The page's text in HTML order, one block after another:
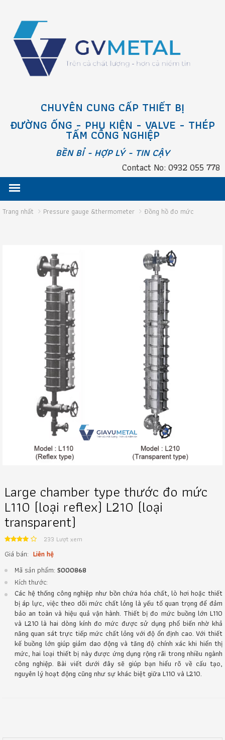
CHUYÊN CUNG CẤP THIẾT BỊ
ĐƯỜNG ỐNG - PHỤ KIỆN - VALVE - THÉP
TẤM CÔNG NGHIỆP
BỀN BỈ - HỢP LÝ - TIN CẬY
Contact No: 0932 055 778
Trang nhất Pressure gauge &thermometer Đồng hồ đo mức
Large chamber type thước đo mức
L110 (loại reflex) L210 (loại
transparent)
233 Lượt xem
Giá bán: Liên hệ
Mã sản phẩm: S000868
Kích thước:
Các hệ thống công nghiệp như bồn chứa hóa chất, lò hơi hoặc thiết
bị áp lực, việc theo dõi mức chất lỏng là yếu tố quan trọng để đảm
bảo an toàn và hiệu quả vận hành. Thiết bị đo mức buồng lớn L110
và L210 là hai dòng kính đo mức được sử dụng phổ biến nhờ khả
năng quan sát trực tiếp mức chất lỏng với độ ổn định cao. Với thiết
kế buồng lớn giúp giảm dao động và tăng độ chính xác khi hiển thị
mức, hai loại thiết bị này được ứng dụng rộng rãi trong nhiều ngành
công nghiệp. Bài viết dưới đây sẽ giúp bạn hiểu rõ về cấu tạo,
nguyên lý hoạt động cũng như sự khác biệt giữa L110 và L210.